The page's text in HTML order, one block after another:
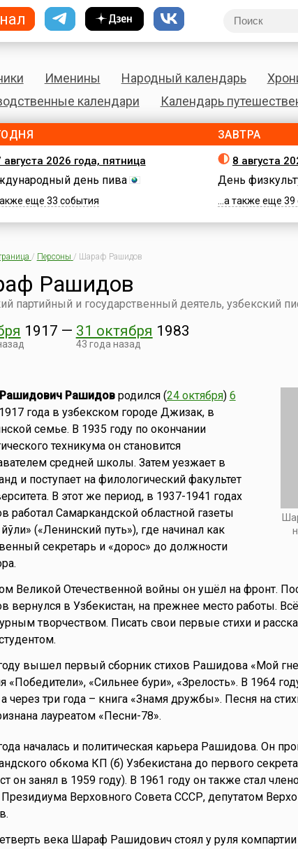
Именины Народный календарь
календари
Календарь
августа 2026 года, пятница
день пива
еще 33 события
ЗАВТРА
8 августа
День
...а также еще
/ Персоны / Шараф Рашидов
Рашидов
партийный и государственный деятель, узбекский
1917 — 31 октября 1983
43 года назад
Рашидовродился (24 октября) 6
года в узбекском городе Джизак, в
семье. В 1935 году по окончании
техникума он становится
средней школы. Затем уезжает в
и поступает на филологический факультет
В этот же период, в 1937-1941 годах
работал Самаркандской областной газеты
(«Ленинский путь»), где начинал как
секретарь и «дорос» до должности
Великой Отечественной войны он ушёл на фронт.
вернулся в Узбекистан, на прежнее место работы.
творчеством. Писать свои первые стихи и
вышел первый сборник стихов Рашидова «Мой
«Победители», «Сильнее бури», «Зрелость». В 1964
а через три года – книга «Знамя дружбы». Песня на
лауреатом «Песни-78».
началась и политическая карьера Рашидова. Он
обкома КП (б) Узбекистана до первого
он занял в 1959 году). В 1961 году он также стал
Верховного Совета СССР, депутатом
века Шараф Рашидович стоял у руля компартии